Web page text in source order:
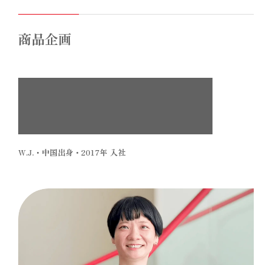
商品企画
W.J.・中国出身・2017年 入社